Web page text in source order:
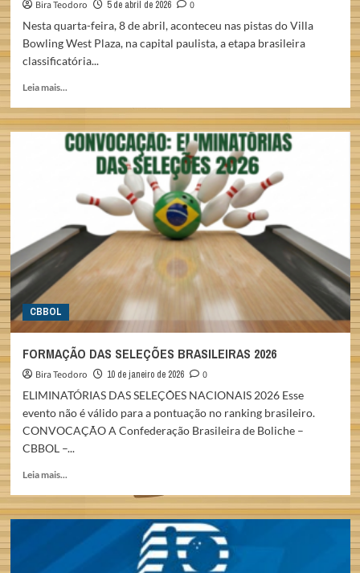
Bira Teodoro 5 de abril de 2026
0
Nesta quarta-feira, 8 de abril, aconteceu nas pistas do Villa
Bowling West Plaza, na capital paulista, a etapa brasileira
classificatória...
Leia mais...
about
TORNEIO
TURKISH
AIRLINES
BRASIL
2026
CBBOL
FORMAÇÃO DAS SELEÇÕES BRASILEIRAS 2026
Bira Teodoro 10 de janeiro de 2026
0
ELIMINATÓRIAS DAS SELEÇÕES NACIONAIS 2026 Esse
evento não é válido para a pontuação no ranking brasileiro.
CONVOCAÇÃO A Confederação Brasileira de Boliche –
CBBOL –...
Leia mais...
about
FORMAÇÃO
SELEÇÕES